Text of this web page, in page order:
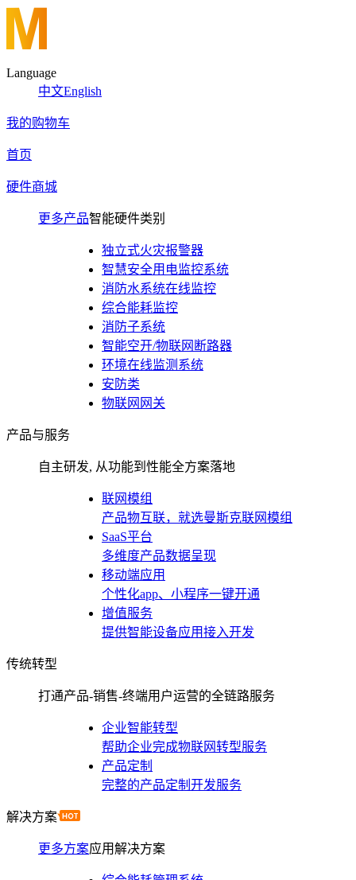
Language
中文English
我的购物车
首页
硬件商城
更多产品智能硬件类别
独立式火灾报警器
智慧安全用电监控系统
消防水系统在线监控
综合能耗监控
消防子系统
智能空开/物联网断路器
环境在线监测系统
安防类
物联网网关
产品与服务
自主研发, 从功能到性能全方案落地
联网模组
产品物互联，就选曼斯克联网模组
SaaS平台
多维度产品数据呈现
移动端应用
个性化app、小程序一键开通
增值服务
提供智能设备应用接入开发
传统转型
打通产品-销售-终端用户运营的全链路服务
企业智能转型
帮助企业完成物联网转型服务
产品定制
完整的产品定制开发服务
解决方案
更多方案应用解决方案